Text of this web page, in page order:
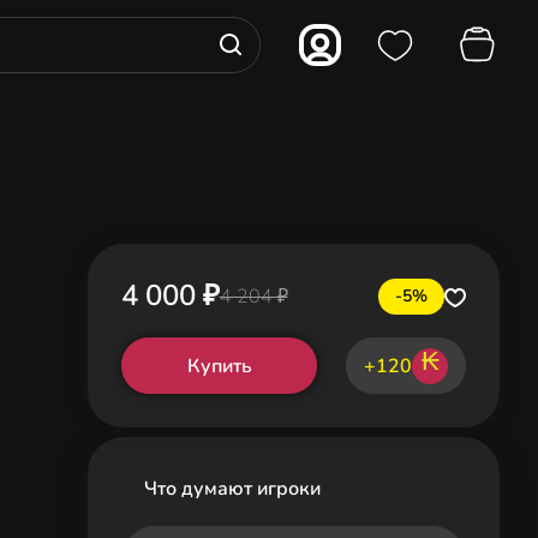
4 000 ₽4 204 ₽ -5%
Купить +120 ₭
Что думают игроки